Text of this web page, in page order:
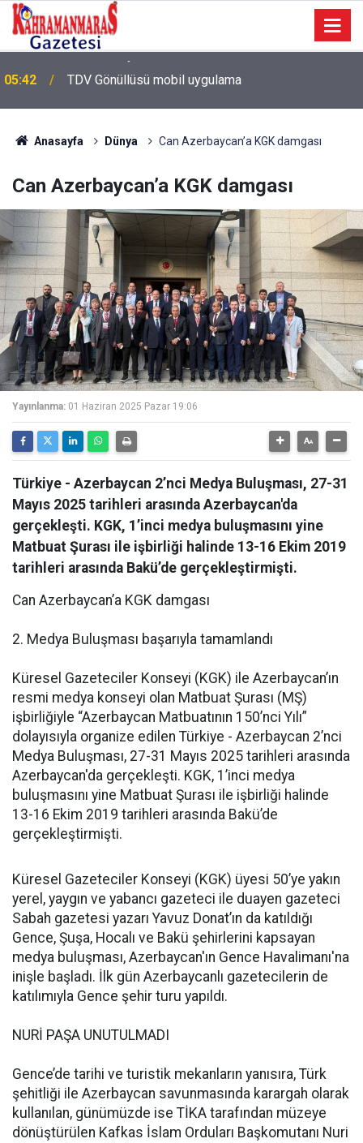
05:42 TDV Gönüllüsü mobil uygulama
Anasayfa Dünya Can Azerbaycan’a KGK damgası
Can Azerbaycan’a KGK damgası
Yayınlanma: 01 Haziran 2025 Pazar 19:06
Türkiye - Azerbaycan 2’nci Medya Buluşması, 27-31
Mayıs 2025 tarihleri arasında Azerbaycan'da
gerçekleşti. KGK, 1’inci medya buluşmasını yine
Matbuat Şurası ile işbirliği halinde 13-16 Ekim 2019
tarihleri arasında Bakü’de gerçekleştirmişti.
Can Azerbaycan’a KGK damgası
2. Medya Buluşması başarıyla tamamlandı
Küresel Gazeteciler Konseyi (KGK) ile Azerbaycan’ın
resmi medya konseyi olan Matbuat Şurası (MŞ)
işbirliğiyle “Azerbaycan Matbuatının 150’nci Yılı”
dolayısıyla organize edilen Türkiye - Azerbaycan 2’nci
Medya Buluşması, 27-31 Mayıs 2025 tarihleri arasında
Azerbaycan'da gerçekleşti. KGK, 1’inci medya
buluşmasını yine Matbuat Şurası ile işbirliği halinde
13-16 Ekim 2019 tarihleri arasında Bakü’de
gerçekleştirmişti.
Küresel Gazeteciler Konseyi (KGK) üyesi 50’ye yakın
yerel, yaygın ve yabancı gazeteci ile duayen gazeteci
Sabah gazetesi yazarı Yavuz Donat’ın da katıldığı
Gence, Şuşa, Hocalı ve Bakü şehirlerini kapsayan
medya buluşması, Azerbaycan'ın Gence Havalimanı'na
inişle başladı. İlk gün Azerbaycanlı gazetecilerin de
katılımıyla Gence şehir turu yapıldı.
NURİ PAŞA UNUTULMADI
Gence’de tarihi ve turistik mekanların yanısıra, Türk
şehitliği ile Azerbaycan savunmasında karargah olarak
kullanılan, günümüzde ise TİKA tarafından müzeye
dönüştürülen Kafkas İslam Orduları Başkomutanı Nuri